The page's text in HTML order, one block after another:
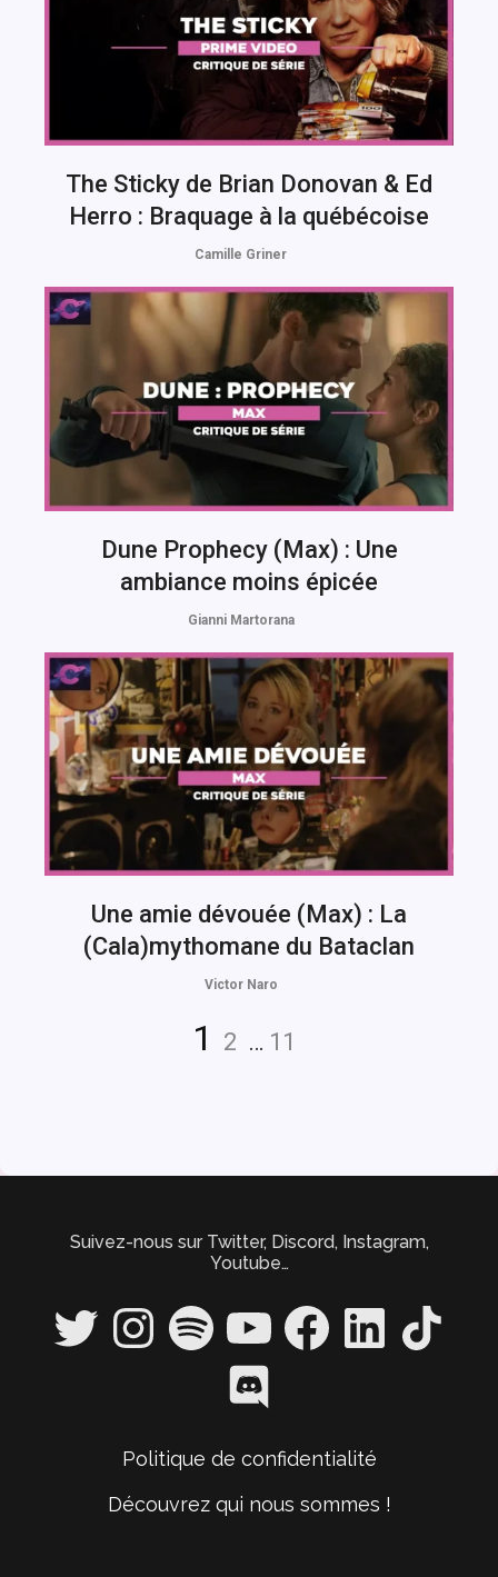
The Sticky de Brian Donovan & Ed
Herro : Braquage à la québécoise
Camille Griner
Dune Prophecy (Max) : Une
ambiance moins épicée
Gianni Martorana
Une amie dévouée (Max) : La
(Cala)mythomane du Bataclan
Victor Naro
Page
1 Page
2 … Page
11
Suivez-nous sur Twitter, Discord, Instagram,
Youtube…
Twitter InstagramSpotify YouTube FacebookLinkedIn TikTok
Discord
Politique de confidentialité
Découvrez qui nous sommes !